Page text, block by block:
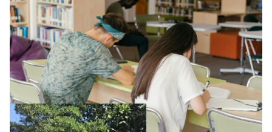
promesse républicaine
11 juillet 2026-
Le projet de loi sur la régulation de l’enseignement
supérieur privé met en lumière l’amplification d’un système
qui relègue l’acte pédagogique au superfétatoire, voire à…
Lire la suite →